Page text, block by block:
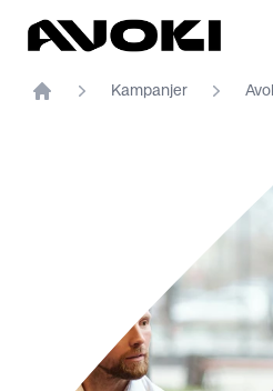
Avoki
Kampanjer